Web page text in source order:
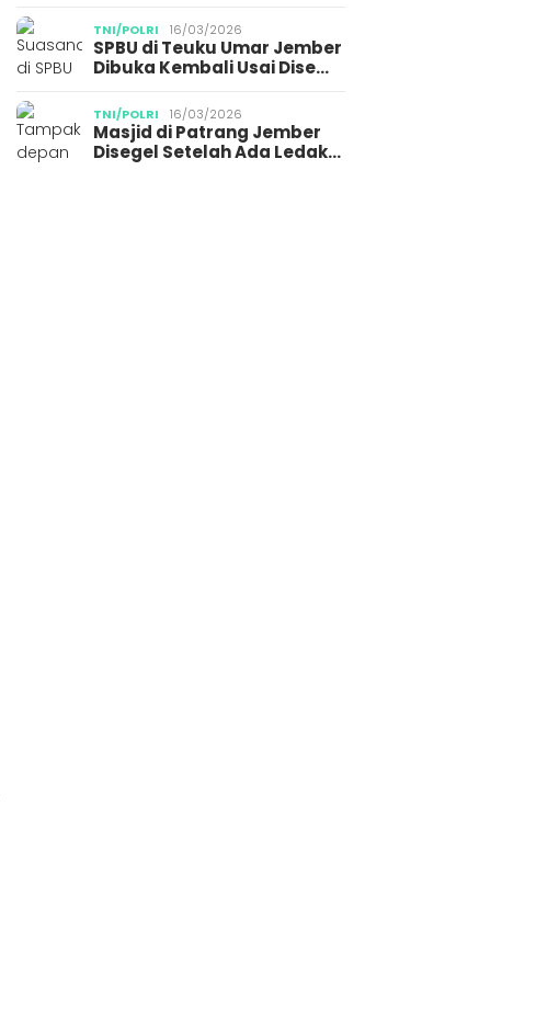
TNI/POLRI 16/03/2026
SPBU di Teuku Umar Jember
Dibuka Kembali Usai Dise…
TNI/POLRI 16/03/2026
Masjid di Patrang Jember
Disegel Setelah Ada Ledak…